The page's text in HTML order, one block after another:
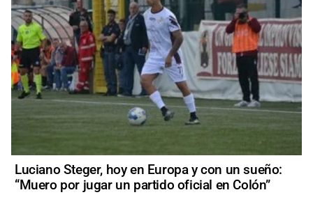
Luciano Steger, hoy en Europa y con un sueño:
“Muero por jugar un partido oficial en Colón”